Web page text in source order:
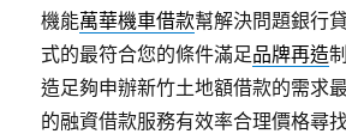
機能萬華機車借款幫解決問題銀行
式的最符合您的條件滿足品牌再造
造足夠申辦新竹土地額借款的需求
的融資借款服務有效率合理價格尋